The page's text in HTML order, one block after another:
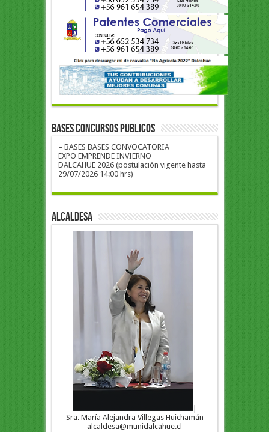
BASES CONCURSOS PUBLICOS
– BASES BASES CONVOCATORIA
EXPO EMPRENDE INVIERNO
DALCAHUE 2026 (postulación vigente hasta
29/07/2026 14:00 hrs)
ALCALDESA
Sra. María Alejandra Villegas Huichamán
alcaldesa@munidalcahue.cl